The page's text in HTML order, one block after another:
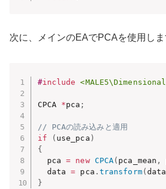
次に、メインのEAでPCAを使用しま
#include
CPCA *pca ;
// PCAの読み込みと適用
if
( use_pca )
{
  pca
= new CPCA( pca_mean ,
  data
= pca . transform( data
}